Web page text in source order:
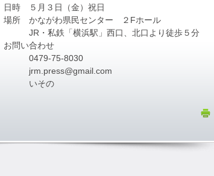
日時 ５月３日（金）祝日
場所 かながわ県民センター ２Fホール
JR・私鉄「横浜駅」西口、北口より徒歩５分
お問い合わせ
0479-75-8030
jrm.press@gmail.com
いその